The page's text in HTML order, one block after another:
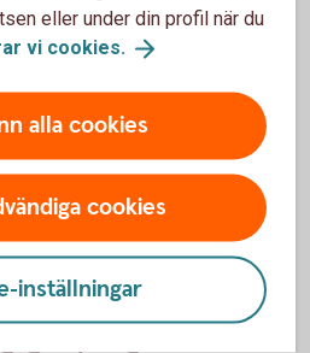
om du inte har
chef eller HR om
att få tjänstepension
är en väldigt
är det värt att i alla fall försöka.
eller under din profil när du
vi cookies.
alla cookies
cookies
inställningar